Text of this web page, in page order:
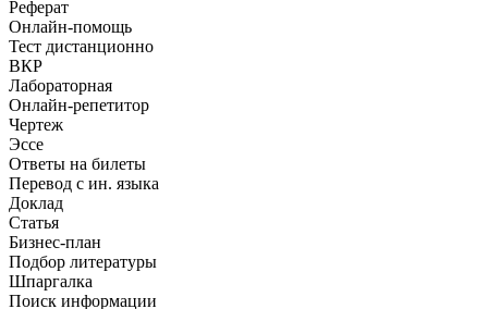
Реферат
Онлайн-помощь
Тест дистанционно
ВКР
Лабораторная
Онлайн-репетитор
Чертеж
Эссе
Ответы на билеты
Перевод с ин. языка
Доклад
Статья
Бизнес-план
Подбор литературы
Шпаргалка
Поиск информации